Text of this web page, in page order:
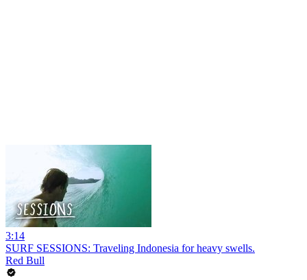
3:14
SURF SESSIONS: Traveling Indonesia for heavy swells.
Red Bull